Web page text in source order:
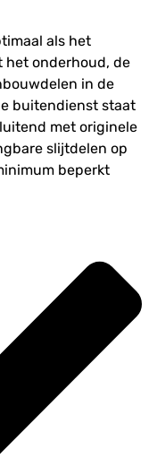
als het
het onderhoud, de
in de
buitendienst staat
met originele
slijtdelen op
beperkt